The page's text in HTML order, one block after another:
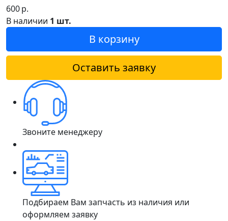
600р.
В наличии 1 шт.
В корзину
Оставить заявку
Звоните менеджеру
Подбираем Вам запчасть из наличия или
оформляем заявку